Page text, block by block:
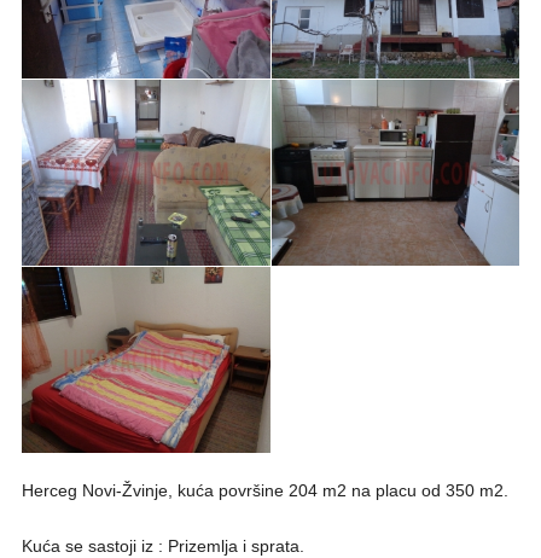
Herceg Novi-Žvinje, kuća površine 204 m2 na placu od 350 m2.
Kuća se sastoji iz : Prizemlja i sprata.